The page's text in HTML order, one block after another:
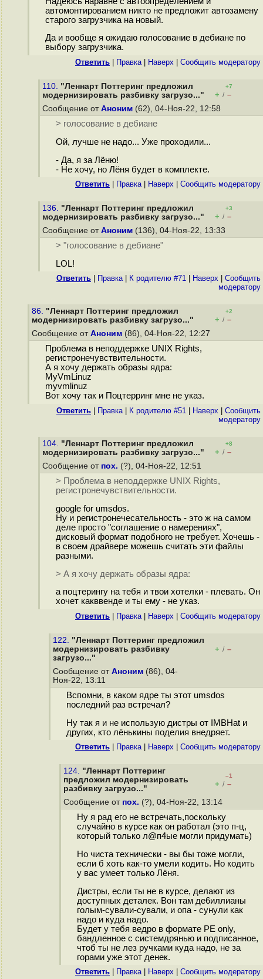
автомонтированием никто не предложит автозамену
старого загрузчика на новый.
Да и вообще я ожидаю голосование в дебиане по
выбору загрузчика.
Ответить Правка| Наверх Cообщить модератору
110. "Леннарт Поттеринг предложил
модернизировать разбивку загрузо..."
+7
+ / –
Сообщение от Аноним (62), 04-Ноя-22, 12:58
> голосование в дебиане
Ой, лучше не надо... Уже проходили...
- Да, я за Лёню!
- Не хочу, но Лёня будет в комплекте.
Ответить Правка| Наверх Cообщить модератору
136. "Леннарт Поттеринг предложил
модернизировать разбивку загрузо..."
+3
+ / –
Сообщение от Аноним (136), 04-Ноя-22, 13:33
> "голосование в дебиане"
LOL!
Ответить Правка| К родителю #71 Наверх
Cообщить
модератору
86. "Леннарт Поттеринг предложил
модернизировать разбивку загрузо..."
+2
+ / –
Сообщение от Аноним (86), 04-Ноя-22, 12:27
Проблема в неподдержке UNIX Rights,
регистронечувствительности.
А я хочу держать образы ядра:
MyVmLinuz
myvmlinuz
Вот хочу так и Поцтерринг мне не указ.
Ответить Правка| К родителю #51 Наверх
Cообщить
модератору
104. "Леннарт Поттеринг предложил
модернизировать разбивку загрузо..."
+8
+ / –
Сообщение от пох. (?), 04-Ноя-22, 12:51
> Проблема в неподдержке UNIX Rights,
регистронечувствительности.
google for umsdos.
Ну и регистронечесательность - это ж на самом
деле просто "соглашение о намерениях",
дисковый формат подобного не требует. Хочешь -
в своем драйвере можешь считать эти файлы
разными.
> А я хочу держать образы ядра:
а поцтерингу на тебя и твои хотелки - плевать. Он
хочет какввенде и ты ему - не указ.
Ответить Правка| Наверх Cообщить модератору
122. "Леннарт Поттеринг предложил
модернизировать разбивку
загрузо..."
+ / –
Сообщение от Аноним (86), 04-
Ноя-22, 13:11
Вспомни, в каком ядре ты этот umsdos
последний раз встречал?
Ну так я и не использую дистры от IMBHat и
других, кто лёнькины поделия внедряет.
Ответить Правка| Наверх Cообщить модератору
124. "Леннарт Поттеринг
предложил модернизировать
разбивку загрузо..."
–1
+ / –
Сообщение от пох. (?), 04-Ноя-22, 13:14
Ну я рад его не встречать,поскольку
случайно в курсе как он работал (это п-ц,
который только л@п4ые могли придумать)
Но чиста технически - вы бы тоже могли,
если б хоть как-то умели кодить. Но кодить
у вас умеет только Лёня.
Дистры, если ты не в курсе, делают из
доступных деталек. Вон там де6иллианы
голым-сували-сували, и опа - сунули как
надо и куда надо.
Будет у тебя ведро в формате PE only,
бандленное с системдрянью и подписанное,
чтоб ты не лез ручками куда надо, не за
горами уже этот денек.
Ответить Правка| Наверх Cообщить модератору